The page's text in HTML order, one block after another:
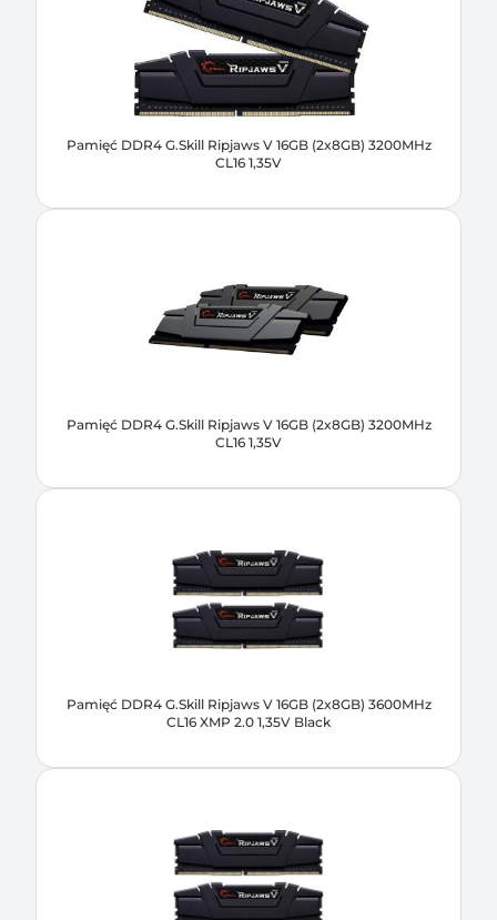
Pamięć DDR4 G.Skill Ripjaws V 16GB (2x8GB) 3200MHz
CL16 1,35V
Pamięć DDR4 G.Skill Ripjaws V 16GB (2x8GB) 3200MHz
CL16 1,35V
Pamięć DDR4 G.Skill Ripjaws V 16GB (2x8GB) 3600MHz
CL16 XMP 2.0 1,35V Black